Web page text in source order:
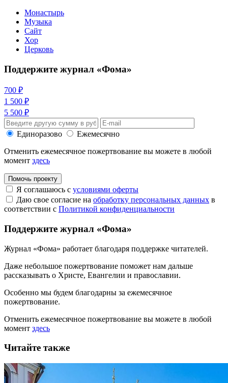
Монастырь
Музыка
Сайт
Хор
Церковь
Поддержите журнал «Фома»
700 ₽
1 500 ₽
5 500 ₽
Единоразово
Ежемесячно
Отменить ежемесячное пожертвование вы можете в любой
момент здесь
Помочь проекту
Я соглашаюсь с условиями оферты
Даю свое согласие на обработку персональных данных в
соответствии с Политикой конфиденциальности
Поддержите журнал «Фома»
Журнал «Фома» работает благодаря поддержке читателей.
Даже небольшое пожертвование поможет нам дальше
рассказывать о Христе, Евангелии и православии.
Особенно мы будем благодарны за ежемесячное
пожертвование.
Отменить ежемесячное пожертвование вы можете в любой
момент здесь
Читайте также